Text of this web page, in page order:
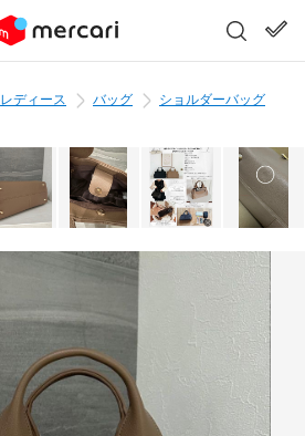
レディース バッグ
ショルダーバッグ